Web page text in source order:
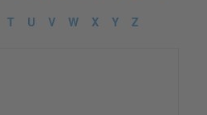
T U V W X Y Z